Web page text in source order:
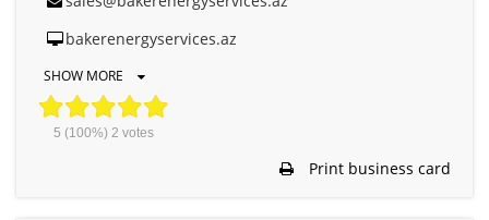
bakerenergyservices.az
SHOW MORE
5 (100%) 2 votes
Print business card